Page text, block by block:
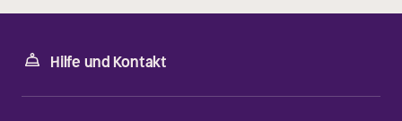
Hilfe und Kontakt